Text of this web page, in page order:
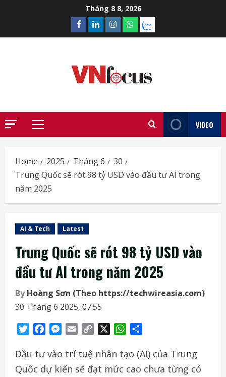
Tháng 8 8, 2026
Facebook
LinkedinInstagram
What’sapp
Zalo
Primary
VIDEO
Home 2025 Tháng 6
30
Trung Quốc sẽ rót 98 tỷ USD vào đầu tư AI trong
năm 2025
AI & Tech Latest
Trung Quốc sẽ rót 98 tỷ USD vào
đầu tư AI trong năm 2025
ByHoàng Sơn (Theo https://techwireasia.com)
30 Tháng 6 2025, 07:55
TwitterFacebookMessenger
Email
Copy
WhatsApp
Đầu tư vào trí tuệ nhân tạo (AI) của Trung
Quốc dự kiến sẽ đạt mức cao chưa từng có